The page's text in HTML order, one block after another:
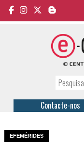
Contacte-nos
EFEMÉRIDES